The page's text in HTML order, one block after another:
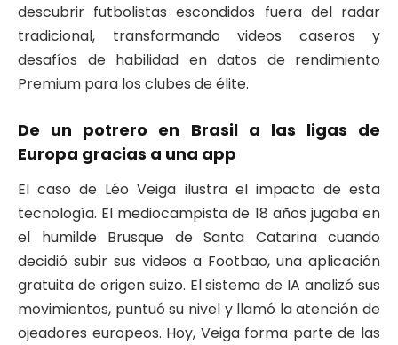
descubrir futbolistas escondidos fuera del radar
tradicional, transformando videos caseros y
desafíos de habilidad en datos de rendimiento
Premium para los clubes de élite.
De un potrero en Brasil a las ligas de
Europa gracias a una app
El caso de Léo Veiga ilustra el impacto de esta
tecnología. El mediocampista de 18 años jugaba en
el humilde Brusque de Santa Catarina cuando
decidió subir sus videos a Footbao, una aplicación
gratuita de origen suizo. El sistema de IA analizó sus
movimientos, puntuó su nivel y llamó la atención de
ojeadores europeos. Hoy, Veiga forma parte de las